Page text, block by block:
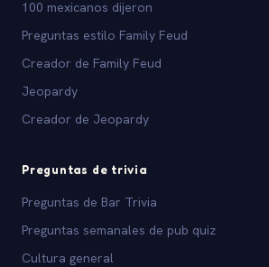
100 mexicanos dijeron
Preguntas estilo Family Feud
Creador de Family Feud
Jeopardy
Creador de Jeopardy
Preguntas de trivia
Preguntas de Bar Trivia
Preguntas semanales de pub quiz
Cultura general